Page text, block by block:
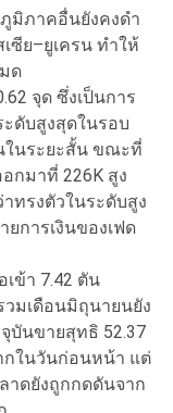
มิภาคอื่นยังคงดํา
ซีย–ยูเครน ทําให้
ด
จุด ซึ่งเป็นการ
ดับสูงสุดในรอบ
ในระยะสั้น ขณะที่
กมาที่ 226K สูง
ทรงตัวในระดับสูง
การเงินของเฟด
ข้า 7.42 ตัน
มเดือนมิถุนายนยัง
บันขายสุทธิ 52.37
กในวันก่อนหน้า แต่
าดยังถูกกดดันจาก